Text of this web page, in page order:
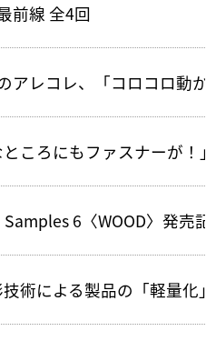
前線 全4回
レコレ、「コロコロ動か
ころにもファスナーが！」
6〈WOOD〉発売
術による製品の「軽量化